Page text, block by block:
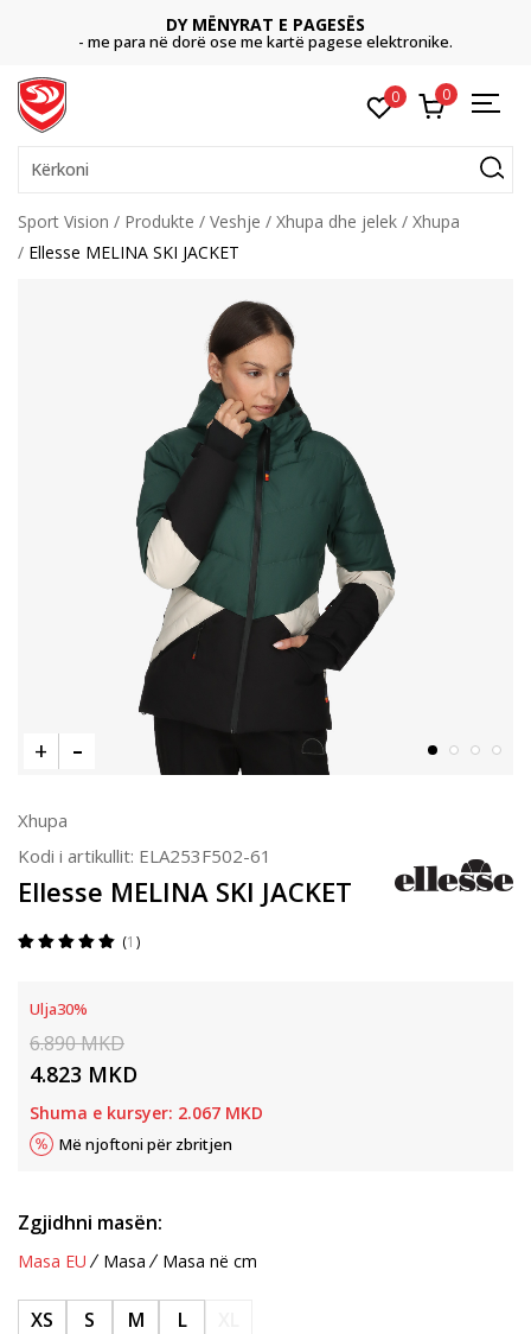
DY MËNYRAT E PAGESËS
- me para në dorë ose me kartë pagese elektronike.
0 0
Kërkoni
Sport Vision Produkte Veshje Xhupa dhe jelek
Xhupa
Ellesse MELINA SKI JACKET
Xhupa
Kodi i artikullit: ELA253F502-61
Ellesse MELINA SKI JACKET
1
Ulja30%
6.890MKD
4.823 MKD
Shuma e kursyer: 2.067 MKD
Më njoftoni për zbritjen
Zgjidhni masën:
Masa EU Masa Masa në cm
XS S M L